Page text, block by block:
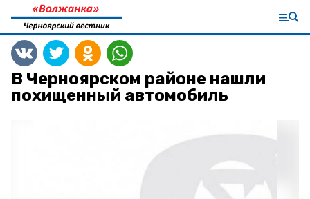
В Черноярском районе нашли
похищенный автомобиль